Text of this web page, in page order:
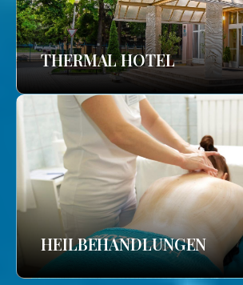
THERMAL HOTEL
HEILBEHANDLUNGEN